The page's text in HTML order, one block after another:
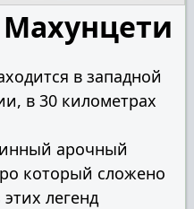
в западной
в 30 километрах
арочный
который сложено
легенд